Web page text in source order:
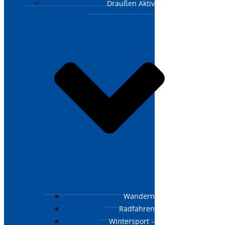
Draußen Aktiv
Wandern
Radfahren
Wintersport –